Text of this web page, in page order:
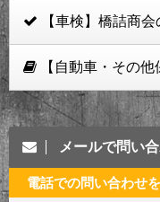
【車検】橋詰商
【自動車・その
メールで問い
電話での問い合わせ